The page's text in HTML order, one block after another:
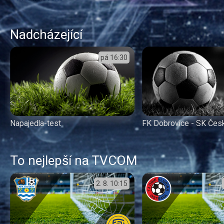
Nadcházející
pá 16:30
Napajedla-test FK Dobrovice - SK
To nejlepší na TVCOM
2. 8. 10:15